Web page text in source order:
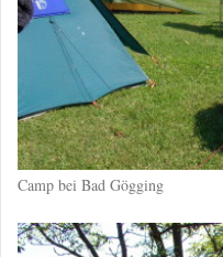
Camp bei Bad Gögging